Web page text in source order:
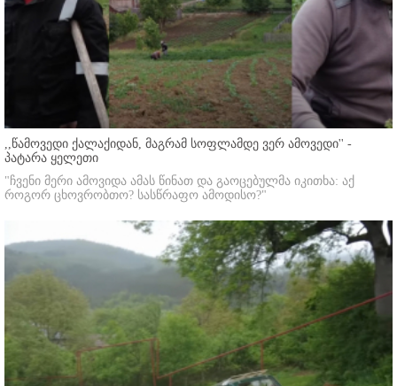
,,წამოვედი ქალაქიდან, მაგრამ სოფლამდე ვერ ამოვედი'' -
პატარა ყელეთი
"ჩვენი მერი ამოვიდა ამას წინათ და გაოცებულმა იკითხა: აქ
როგორ ცხოვრობთო? სასწრაფო ამოდისო?"